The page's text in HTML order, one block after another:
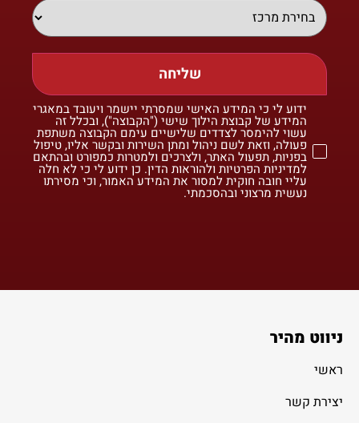
שליחה
ידוע לי כי המידע האישי שמסרתי יישמר ויעובד במאגרי
המידע של קבוצת הילוך שישי ("הקבוצה"), ובכלל זה
עשוי להימסר לצדדים שלישיים עימם הקבוצה משתפת
פעולה, וזאת לשם ניהול ומתן השירות ובקשר אליו, טיפול
בפניות, תפעול האתר, ולצרכים ולמטרות כמפורט ובהתאם
למדיניות הפרטיות ולהוראות הדין. כן ידוע לי כי לא חלה
עליי חובה חוקית למסור את המידע האמור, וכי מסירתו
נעשית מרצוני ובהסכמתי.
ניווט מהיר
ראשי
יצירת קשר